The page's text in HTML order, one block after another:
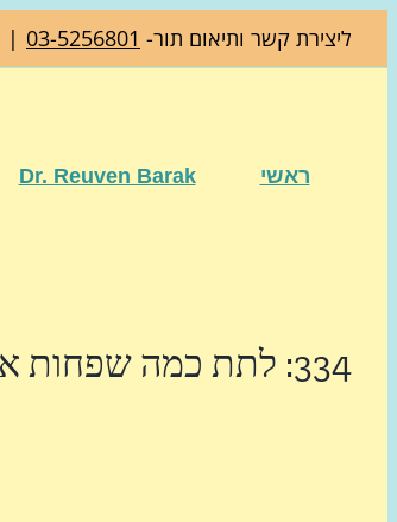
ליצירת קשר ותיאום תור- 03-5256801
|
ראשי Dr. Reuven Barak
334: לתת כמה שפחות אנטיביוטיקה לתנוקות